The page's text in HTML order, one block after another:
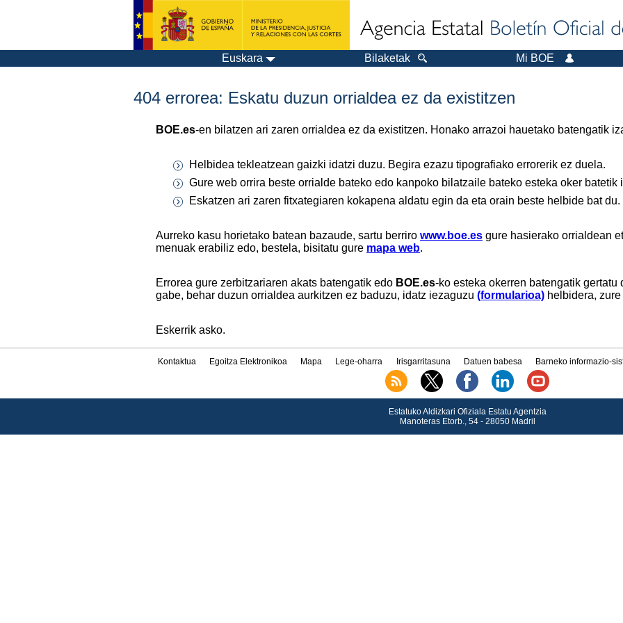
Euskara Bilaketak Mi BOE
404 errorea: Eskatu duzun orrialdea ez da existitzen
BOE.es-en bilatzen ari zaren orrialdea ez da existitzen. Honako arrazoi hauetako batengatik
Helbidea tekleatzean gaizki idatzi duzu. Begira ezazu tipografiako errorerik ez duela.
Gure web orrira beste orrialde bateko edo kanpoko bilatzaile bateko esteka oker batetik
Eskatzen ari zaren fitxategiaren kokapena aldatu egin da eta orain beste helbide bat du.
Aurreko kasu horietako batean bazaude, sartu berriro www.boe.es gure hasierako orrialdean
menuak erabiliz edo, bestela, bisitatu gure mapa web.
Errorea gure zerbitzariaren akats batengatik edo BOE.es-ko esteka okerren batengatik
gabe, behar duzun orrialdea aurkitzen ez baduzu, idatz iezaguzu (formularioa) helbidera,
Eskerrik asko.
Kontaktua Egoitza Elektronikoa Mapa Lege-oharra Irisgarritasuna Datuen babesa Barneko informazio-
Estatuko Aldizkari Ofiziala Estatu Agentzia
Manoteras Etorb., 54 - 28050 Madril